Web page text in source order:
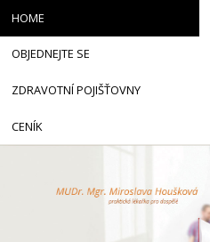
HOME
OBJEDNEJTE SE
ZDRAVOTNÍ POJIŠŤOVNY
CENÍK